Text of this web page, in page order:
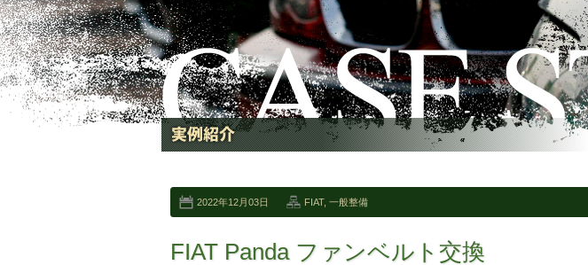
2022年12月03日 FIAT, 一般整備
FIAT Panda ファンベルト交換